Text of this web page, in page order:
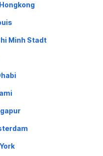
Minh Stadt